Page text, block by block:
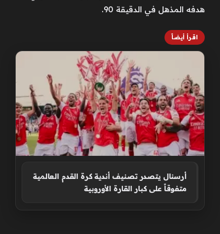
هدفه المذهل في الدقيقة 90.
اقرأ أيضاً
أرسنال يتصدر تصنيف أندية كرة القدم العالمية
متفوقاً على كبار القارة الأوروبية